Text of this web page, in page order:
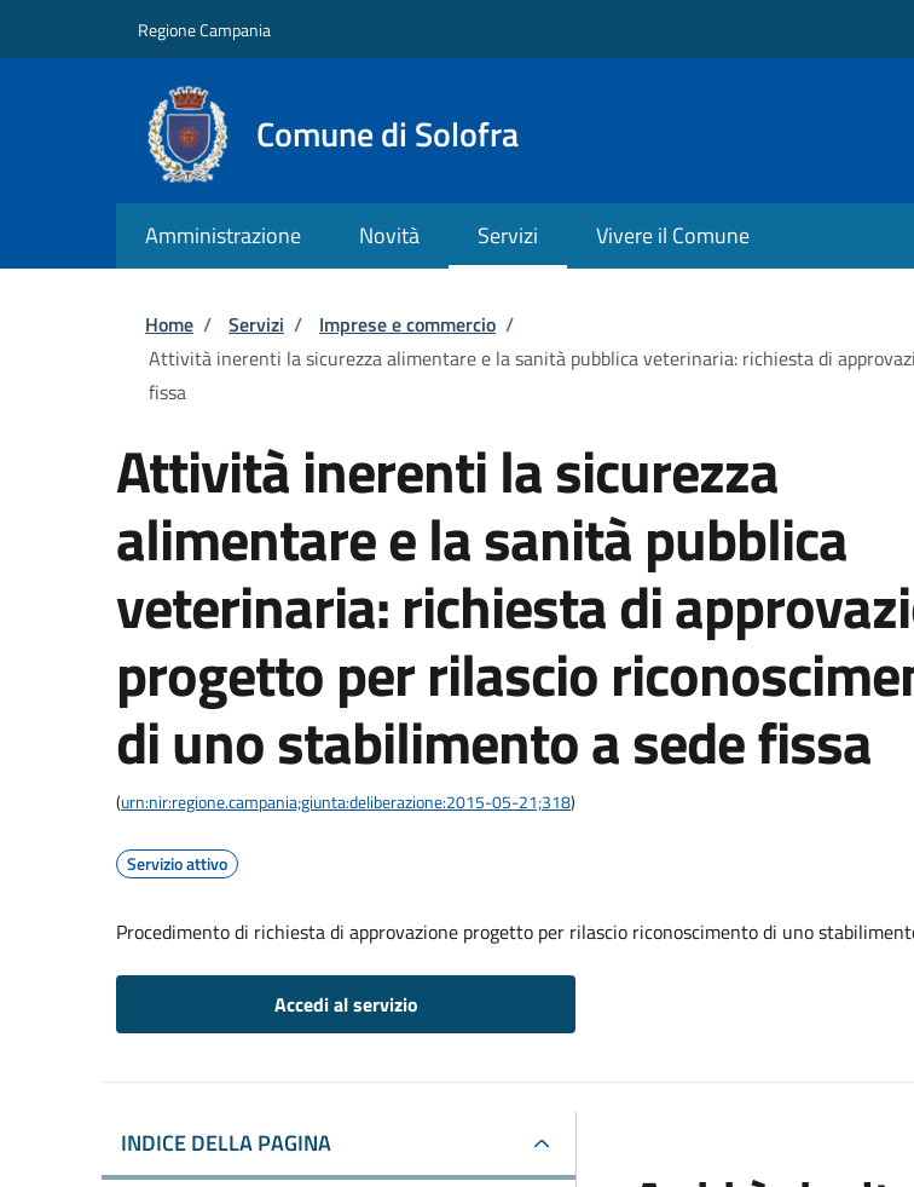
Regione Campania
Comune di Solofra
Amministrazione Novità Servizi Vivere il Comune
Briciole di pane
Home / Servizi / Imprese e commercio /
Attività inerenti la sicurezza alimentare e la sanità pubblica veterinaria: richiesta di
fissa
Attività inerenti la sicurezza
alimentare e la sanità pubblica
veterinaria: richiesta di
progetto per rilascio
di uno stabilimento a sede fissa
(urn:nir:regione.campania;giunta:deliberazione:2015-05-21;318)
Servizio attivo
Procedimento di richiesta di approvazione progetto per rilascio riconoscimento di uno
Accedi al servizio
INDICE DELLA PAGINA